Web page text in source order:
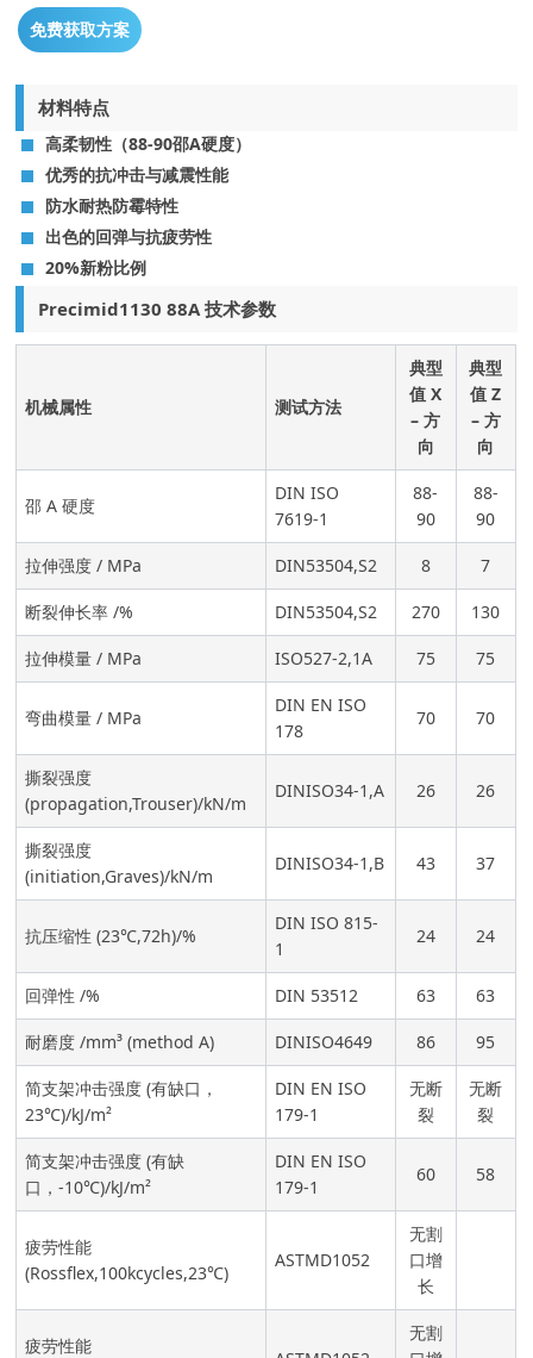
免费获取方案
材料特点
高柔韧性（88-90邵A硬度）
优秀的抗冲击与减震性能
防水耐热防霉特性
出色的回弹与抗疲劳性
20%新粉比例
Precimid1130 88A 技术参数
机械属性 测试方法
典型
值 X
– 方
向
典型
值 Z
– 方
向
邵 A 硬度
DIN ISO
7619-1
88-
90
88-
90
拉伸强度 / MPa DIN53504,S2 8 7
断裂伸长率 /% DIN53504,S2 270 130
拉伸模量 / MPa ISO527-2,1A 75 75
弯曲模量 / MPa
DIN EN ISO
178
70 70
撕裂强度
(propagation,Trouser)/kN/m
DINISO34-1,A 26 26
撕裂强度
(initiation,Graves)/kN/m
DINISO34-1,B 43 37
抗压缩性 (23℃,72h)/%
DIN ISO 815-
1
24 24
回弹性 /% DIN 53512 63 63
耐磨度 /mm³ (method A) DINISO4649 86 95
简支架冲击强度 (有缺口，
23℃)/kJ/m²
DIN EN ISO
179-1
无断
裂
无断
裂
简支架冲击强度 (有缺
口，-10℃)/kJ/m²
DIN EN ISO
179-1
60 58
疲劳性能
(Rossflex,100kcycles,23℃)
ASTMD1052
无割
口增
长
疲劳性能
无割